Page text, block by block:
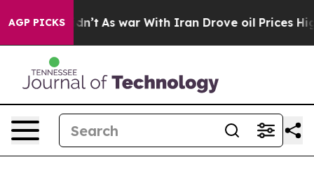
AGP PICKS
it Didn’t As war With Iran Drove oil Prices Higher,